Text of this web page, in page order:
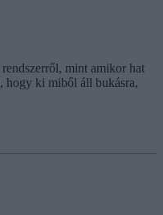
mint amikor hat
hogy ki miből áll bukásra,